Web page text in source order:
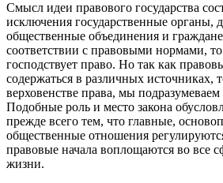
Смысл идеи правового государства
исключения государственные органы,
общественные объединения и
соответствии с правовыми нормами, то
господствует право. Но так как
содержаться в различных источниках,
верховенстве права, мы подразумеваем
Подобные роль и место закона
прежде всего тем, что главные,
общественные отношения
правовые начала воплощаются во все
жизни.